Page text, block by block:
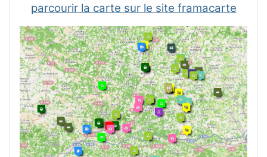
parcourir la carte sur le site framacarte